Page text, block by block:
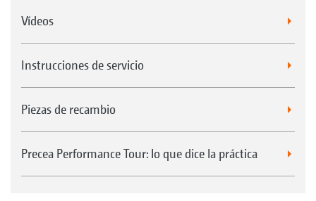
Vídeos
Instrucciones de servicio
Piezas de recambio
Precea Performance Tour: lo que dice la práctica